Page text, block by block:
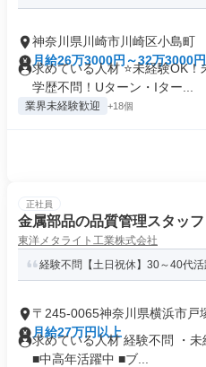
神奈川県川崎市川崎区小島町
月給26万3000円～32万3000円
求めている人材 ⭐未経験OK
学歴不問！Uターン・Iター...
業界未経験歓迎 +18個
正社員
⾦属部品の品質管理スタッフ
東洋メタライト工業株式会社
経験不問【⼟⽇祝休】30～40代
〒245-0065神奈川県横浜市戸
月給27万円以上
求めている人材 経験不問 ・
■中⾼年活躍中 ■ブ...